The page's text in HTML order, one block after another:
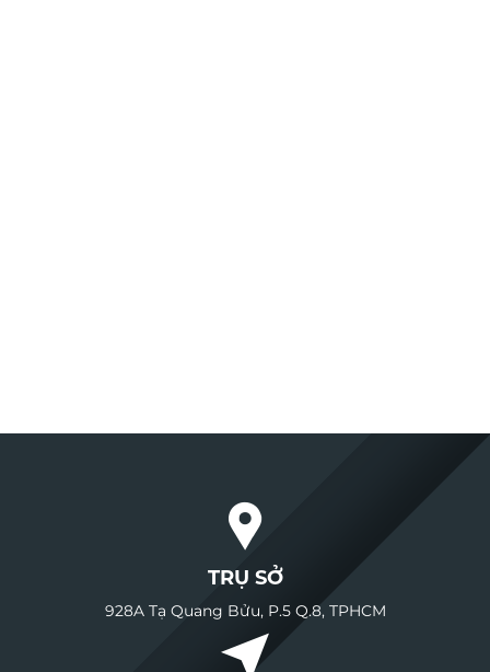
TRỤ SỞ
928A Tạ Quang Bửu, P.5 Q.8, TPHCM